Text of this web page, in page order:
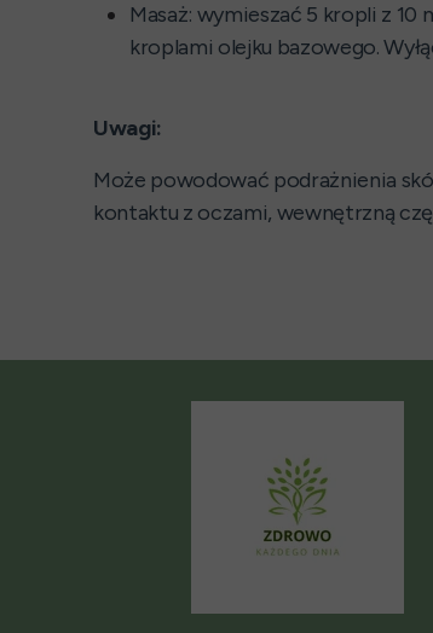
Masaż: wymieszać 5 kropli z
kroplami olejku bazowego.
Uwagi:
Może powodować podrażnienia
kontaktu z oczami, wewnętrzną